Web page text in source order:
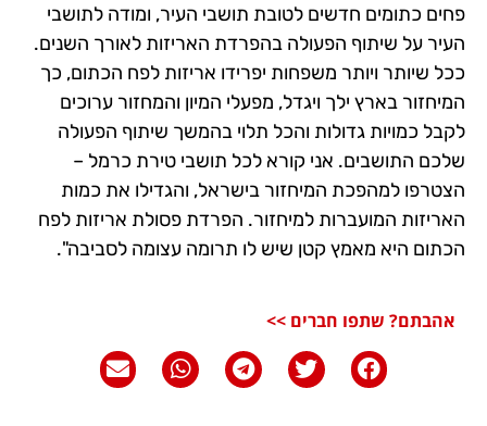
פחים כתומים חדשים לטובת תושבי העיר, ומודה לתושבי
העיר על שיתוף הפעולה בהפרדת האריזות לאורך השנים.
ככל שיותר ויותר משפחות יפרידו אריזות לפח הכתום, כך
המיחזור בארץ ילך ויגדל, מפעלי המיון והמחזור ערוכים
לקבל כמויות גדולות והכל תלוי בהמשך שיתוף הפעולה
שלכם התושבים. אני קורא לכל תושבי טירת כרמל –
הצטרפו למהפכת המיחזור בישראל, והגדילו את כמות
האריזות המועברות למיחזור. הפרדת פסולת אריזות לפח
הכתום היא מאמץ קטן שיש לו תרומה עצומה לסביבה".
אהבתם? שתפו חברים >>